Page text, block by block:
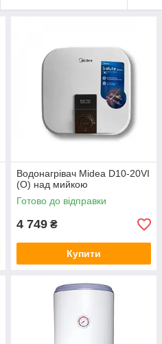
Водонагрівач Midea D10-20VI
(О) над мийкою
Готово до відправки
4 749 ₴
Купити